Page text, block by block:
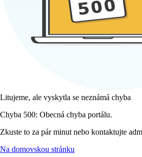
Litujeme, ale vyskytla se neznámá chyba
Chyba 500: Obecná chyba portálu.
Zkuste to za pár minut nebo kontaktujte
Na domovskou stránku